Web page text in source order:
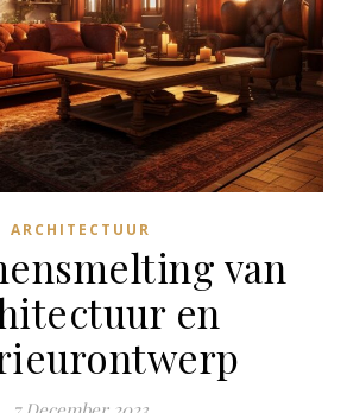
ARCHITECTUUR
van
en